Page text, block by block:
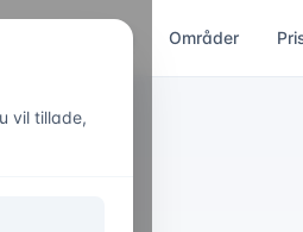
Områder
vil tillade,